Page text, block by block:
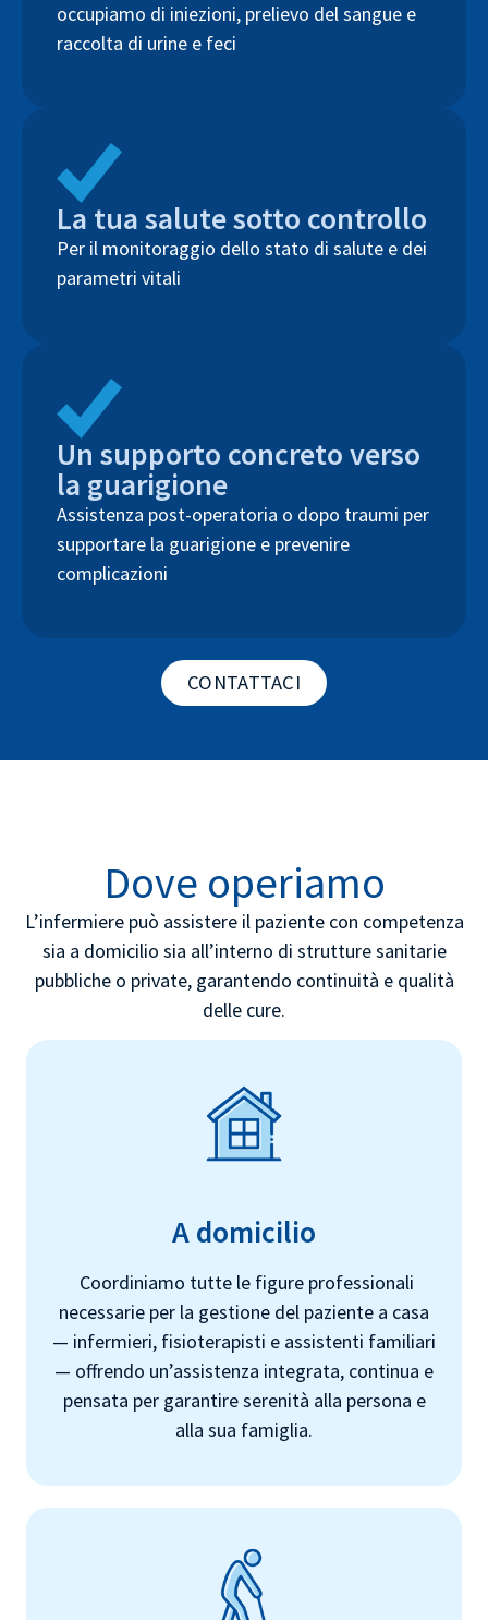
occupiamo di iniezioni, prelievo del sangue e
raccolta di urine e feci
La tua salute sotto controllo
Per il monitoraggio dello stato di salute e dei
parametri vitali
Un supporto concreto verso
la guarigione
Assistenza post-operatoria o dopo traumi per
supportare la guarigione e prevenire
complicazioni
CONTATTACI
Dove operiamo
L’infermiere può assistere il paziente con competenza
sia a domicilio sia all’interno di strutture sanitarie
pubbliche o private, garantendo continuità e qualità
delle cure.
A domicilio
Coordiniamo tutte le figure professionali
necessarie per la gestione del paziente a casa
— infermieri, fisioterapisti e assistenti familiari
— offrendo un’assistenza integrata, continua e
pensata per garantire serenità alla persona e
alla sua famiglia.